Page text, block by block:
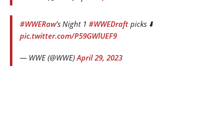
#WWERaw’s Night 1 #WWEDraft picks ⬇️
pic.twitter.com/P59GWlUEF9
— WWE (@WWE)April 29, 2023